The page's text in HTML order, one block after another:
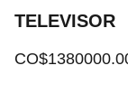
TELEVISOR